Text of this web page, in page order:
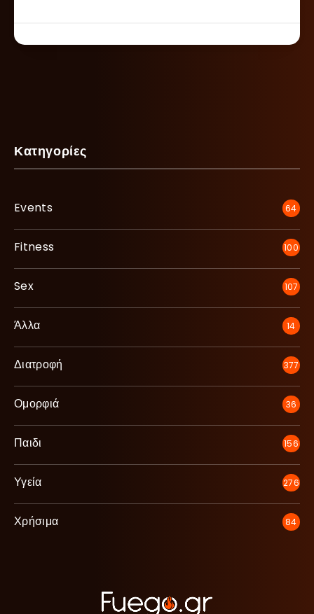
Κατηγορίες
Events 64
Fitness 100
Sex 107
Άλλα 14
Διατροφή 377
Ομορφιά 36
Παιδι 156
Υγεία 276
Χρήσιμα 84